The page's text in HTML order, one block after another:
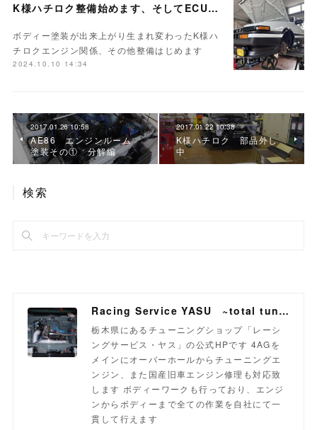
K様ハチロク整備始めます、そしてECUセッティング
ボディー塗装が出来上がり生まれ変わったK様ハ
チロクエンジン関係、その他整備はじめます
2024.10.10 14:34
2017.01.26 10:58
AE86 エンジンルーム
塗装その① 分解編
2017.01.22 10:38
K様ハチロク 部品外し
中
検索
Racing Service YASU ~total tuning proshop~
栃木県にあるチューニングショップ「レーシ
ングサービス・ヤス」の公式HPです 4AGを
メインにオーバーホールからチューニングエ
ンジン、また国産旧車エンジン修理も対応致
します ボディーワークも行っており、エンジ
ンからボディーまで全ての作業を自社にて一
貫して行えます